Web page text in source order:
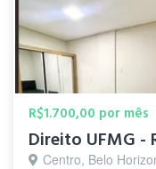
R$1.700,00 por mês
Centro, Belo